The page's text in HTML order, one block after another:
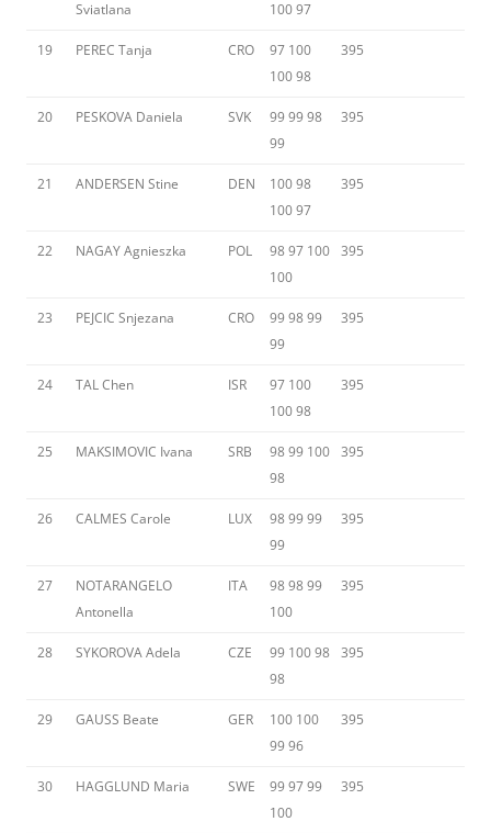
Sviatlana 100 97
19 PEREC Tanja CRO
97 100
100 98
395
20 PESKOVA Daniela SVK
99 99 98
99
395
21 ANDERSEN Stine DEN
100 98
100 97
395
22 NAGAY Agnieszka POL
98 97 100
100
395
23 PEJCIC Snjezana CRO
99 98 99
99
395
24 TAL Chen ISR
97 100
100 98
395
25 MAKSIMOVIC Ivana SRB
98 99 100
98
395
26 CALMES Carole LUX
98 99 99
99
395
27
NOTARANGELO
Antonella
ITA
98 98 99
100
395
28 SYKOROVA Adela CZE
99 100 98
98
395
29 GAUSS Beate GER
100 100
99 96
395
30 HAGGLUND Maria SWE
99 97 99
100
395